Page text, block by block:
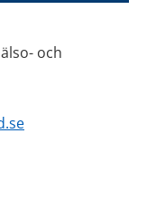
och